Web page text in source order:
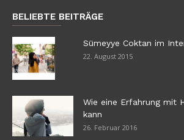
BELIEBTE BEITRÄGE
Sümeyye Coktan im
22. August 2015
Wie eine Erfahrung mit
kann
26. Februar 2016